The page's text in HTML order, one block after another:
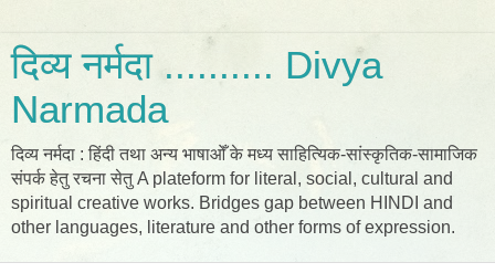
दिव्य नर्मदा .......... Divya
Narmada
दिव्य नर्मदा : हिंदी तथा अन्य भाषाओँ के मध्य साहित्यिक-सांस्कृतिक-सामाजिक
संपर्क हेतु रचना सेतु A plateform for literal, social, cultural and
spiritual creative works. Bridges gap between HINDI and
other languages, literature and other forms of expression.